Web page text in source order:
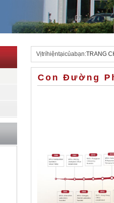
Vịtríhiệntạicủabạn:TRANG
Con Đường